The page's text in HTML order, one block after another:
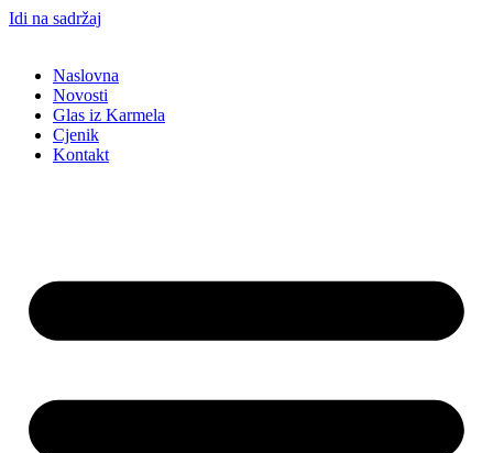
Idi na sadržaj
Naslovna
Novosti
Glas iz Karmela
Cjenik
Kontakt